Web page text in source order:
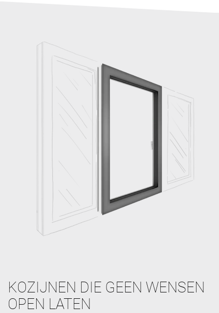
KOZIJNEN DIE GEEN WENSEN
OPEN LATEN